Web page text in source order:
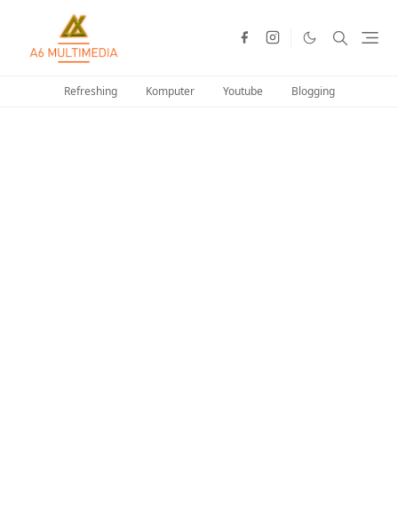
Refreshing Komputer Youtube Blogging